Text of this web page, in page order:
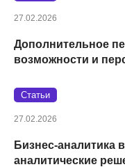
27.02.2026
Дополнительное
возможности и
Статьи
27.02.2026
Бизнес-аналитика
аналитические